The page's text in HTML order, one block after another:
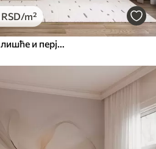
RSD/m²
Меко, пастелно обојено лишће и перје у нијансама ружичасте, плаве и жуте, апстрактни и текстурирани отисак